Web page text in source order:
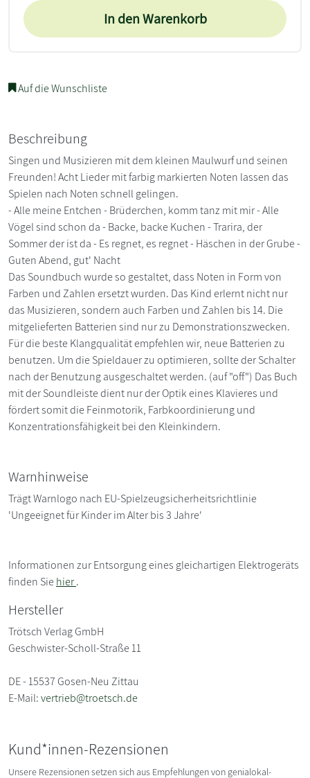
In den Warenkorb
Auf die Wunschliste
Beschreibung
Singen und Musizieren mit dem kleinen Maulwurf und seinen
Freunden! Acht Lieder mit farbig markierten Noten lassen das
Spielen nach Noten schnell gelingen.
- Alle meine Entchen - Brüderchen, komm tanz mit mir - Alle
Vögel sind schon da - Backe, backe Kuchen - Trarira, der
Sommer der ist da - Es regnet, es regnet - Häschen in der Grube -
Guten Abend, gut' Nacht
Das Soundbuch wurde so gestaltet, dass Noten in Form von
Farben und Zahlen ersetzt wurden. Das Kind erlernt nicht nur
das Musizieren, sondern auch Farben und Zahlen bis 14. Die
mitgelieferten Batterien sind nur zu Demonstrationszwecken.
Für die beste Klangqualität empfehlen wir, neue Batterien zu
benutzen. Um die Spieldauer zu optimieren, sollte der Schalter
nach der Benutzung ausgeschaltet werden. (auf "off") Das Buch
mit der Soundleiste dient nur der Optik eines Klavieres und
fördert somit die Feinmotorik, Farbkoordinierung und
Konzentrationsfähigkeit bei den Kleinkindern.
Warnhinweise
Trägt Warnlogo nach EU-Spielzeugsicherheitsrichtlinie
'Ungeeignet für Kinder im Alter bis 3 Jahre'
Informationen zur Entsorgung eines gleichartigen Elektrogeräts
finden Siehier.
Hersteller
Trötsch Verlag GmbH
Geschwister-Scholl-Straße 11
DE - 15537 Gosen-Neu Zittau
E-Mail:vertrieb@troetsch.de
Kund*innen-Rezensionen
Unsere Rezensionen setzen sich aus Empfehlungen von genialokal-